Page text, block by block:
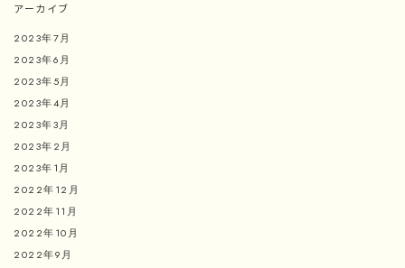
アーカイブ
2023年7月
2023年6月
2023年5月
2023年4月
2023年3月
2023年2月
2023年1月
2022年12月
2022年11月
2022年10月
2022年9月